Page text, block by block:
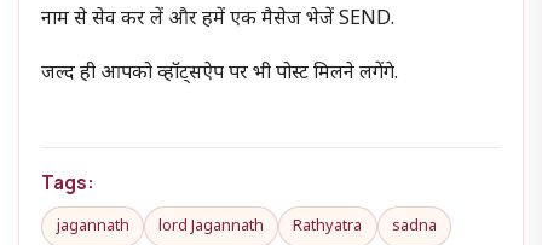
नाम से सेव कर लें और हमें एक मैसेज भेजें SEND.
जल्द ही आपको व्हॉट्सऐप पर भी पोस्ट मिलने लगेंगे.
Tags:
jagannath lord Jagannath Rathyatra sadna